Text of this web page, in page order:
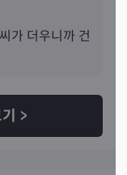
가 더우니까 건
>